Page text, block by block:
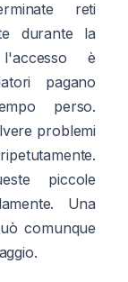
reti
durante la
è
pagano
perso.
problemi
piccole
Una
comunque